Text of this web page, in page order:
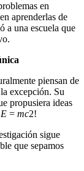
en
aprenderlas de
a una escuela que
piensan de
excepción. Su
propusiera ideas
E = mc2!
sigue
que sepamos